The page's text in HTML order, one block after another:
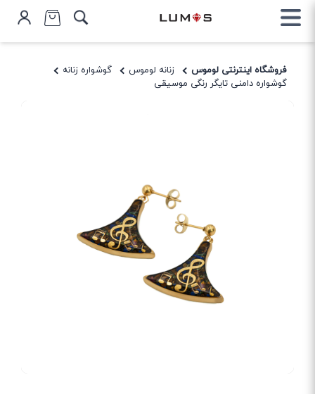
فروشگاه اینترنتی لوموس زنانه لوموس
گوشواره زنانه
گوشواره دامنی تایگر رنگی موسیقی